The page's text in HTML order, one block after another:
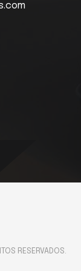
RESERVADOS.